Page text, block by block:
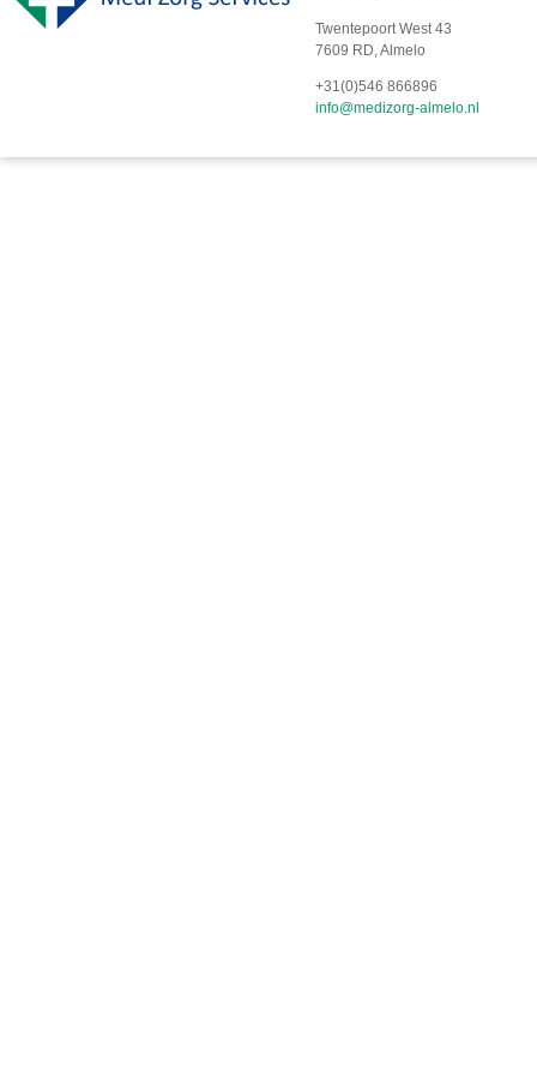
Twentepoort West 43
7609 RD, Almelo
+31(0)546 866896
info@medizorg-almelo.nl